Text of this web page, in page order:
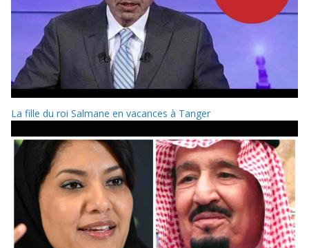
La fille du roi Salmane en vacances à Tanger